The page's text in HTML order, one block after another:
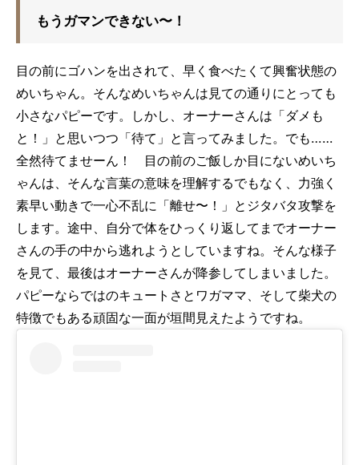
もうガマンできない〜！
目の前にゴハンを出されて、早く食べたくて興奮状態の
めいちゃん。そんなめいちゃんは見ての通りにとっても
小さなパピーです。しかし、オーナーさんは「ダメも
と！」と思いつつ「待て」と言ってみました。でも……
全然待てませーん！ 目の前のご飯しか目にないめいち
ゃんは、そんな言葉の意味を理解するでもなく、力強く
素早い動きで一心不乱に「離せ〜！」とジタバタ攻撃を
します。途中、自分で体をひっくり返してまでオーナー
さんの手の中から逃れようとしていますね。そんな様子
を見て、最後はオーナーさんが降参してしまいました。
パピーならではのキュートさとワガママ、そして柴犬の
特徴でもある頑固な一面が垣間見えたようですね。